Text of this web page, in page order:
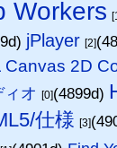
Workers
jPlayer [2]
Canvas 2D
オ [0](4899d)
仕様 [3]